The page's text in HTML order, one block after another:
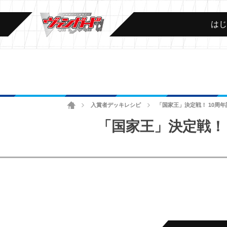
は
ホーム 入賞者デッキレシピ 「国家王」決定戦！ 10周
「国家王」決定戦